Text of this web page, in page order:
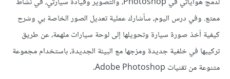
ممتع. وفي درس اليوم، سأشارك عملية تعديل الصور الخاصة بي وشرح
كيفية أخذ صورة سيارة وتحويلها إلى لوحة سيارات ملهمة، عن طريق
تركيبها في خلفية جديدة ومزجها مع البيئة الجديدة، باستخدام مجموعة
متنوعة من تقنيات Adobe Photoshop.